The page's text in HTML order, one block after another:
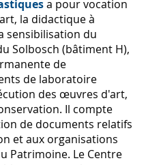
a pour vocation
la didactique à
sensibilisation du
Solbosch (bâtiment H),
de
de laboratoire
des œuvres d'art,
Il compte
de documents relatifs
et aux organisations
Patrimoine. Le Centre